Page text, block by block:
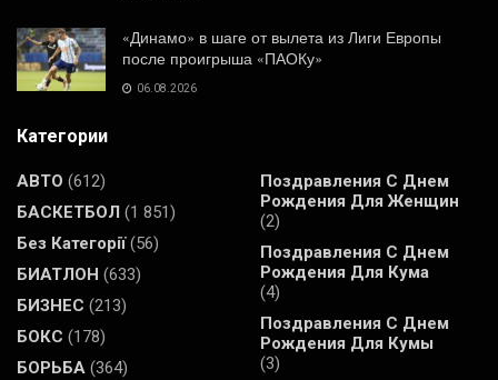
«Динамо» в шаге от вылета из Лиги Европы
после проигрыша «ПАОКу»
06.08.2026
Категории
АВТО (612)
БАСКЕТБОЛ (1 851)
Без Категорії(56)
БИАТЛОН (633)
БИЗНЕС (213)
БОКС (178)
БОРЬБА (364)
Поздравления С Днем
Рождения Для Женщин
(2)
Поздравления С Днем
Рождения Для Кума
(4)
Поздравления С Днем
Рождения Для Кумы
(3)